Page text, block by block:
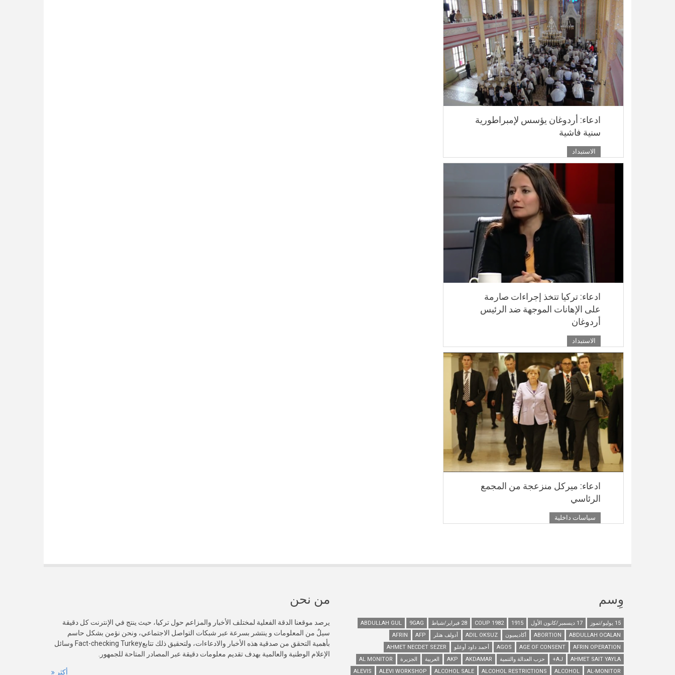
ادعاء: أردوغان يؤسس لإمبراطورية
سنية فاشية
الاستبداد
ادعاء: تركيا تتخذ إجراءات صارمة
على الإهانات الموجهة ضد الرئيس
أردوغان
الاستبداد
ادعاء: ميركل منزعجة من المجمع
الرئاسي
سياسات داخلية
من نحن
يرصد موقعنا الدقة الفعلية لمختلف الأخبار والمزاعم حول تركيا، حيث ينتج في الإنترنت كل دقيقة
سيلٌ من المعلومات و ينتشر بسرعة عبر شبكات التواصل الاجتماعي، ونحن نؤمن بشكل حاسم
بأهمية التحقق من صدقية هذه الأخبار والادعاءات، ولتحقيق ذلك تتابعFact-checking Turkey وسائل
الإعلام الوطنية والعالمية بهدف تقديم معلومات دقيقة عبر المصادر المتاحة للجمهور.
أكثر
وِسم
15 يوليو/تموز 17 ديسمبر/كانون الأول 1915
1982 COUP 28 فبراير/شباط 9GAG
ABDULLAH GUL
ABDULLAH OCALAN
ABORTION أكاديميون ADIL OKSUZ أدولف هتلر AFP
AFRIN
AFRIN OPERATION
AGE OF CONSENT
AGOS أحمد داود أوغلو
AHMET NECDET SEZER
AHMET SAIT YAYLA
AJ+ حزب العدالة والتنمية AKDAMAR
AKP العربية الجزيرة
AL MONITOR
AL-MONITOR
ALCOHOL
ALCOHOL RESTRICTIONS
ALCOHOL SALE
ALEVI WORKSHOP
ALEVIS